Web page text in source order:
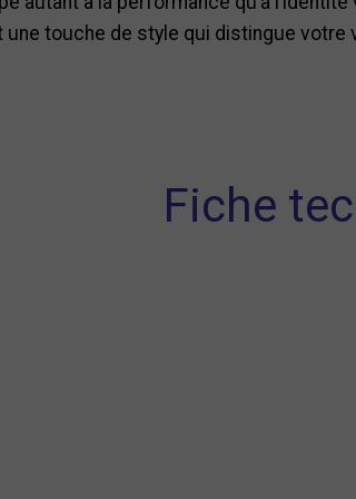
touche de style qui distingue votre
Fiche